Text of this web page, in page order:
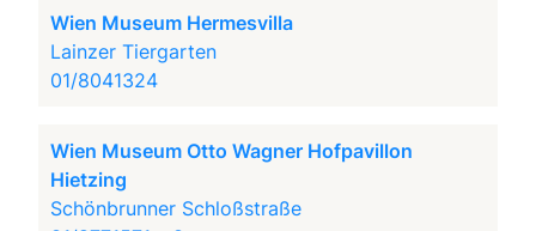
Wien Museum Hermesvilla
Lainzer Tiergarten
01/8041324
Wien Museum Otto Wagner Hofpavillon
Hietzing
Schönbrunner Schloßstraße